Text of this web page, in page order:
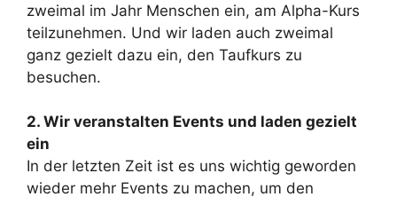
zweimal im Jahr Menschen ein, am Alpha-Kurs
teilzunehmen. Und wir laden auch zweimal
ganz gezielt dazu ein, den Taufkurs zu
besuchen.
2. Wir veranstalten Events und laden gezielt
ein
In der letzten Zeit ist es uns wichtig geworden
wieder mehr Events zu machen, um den